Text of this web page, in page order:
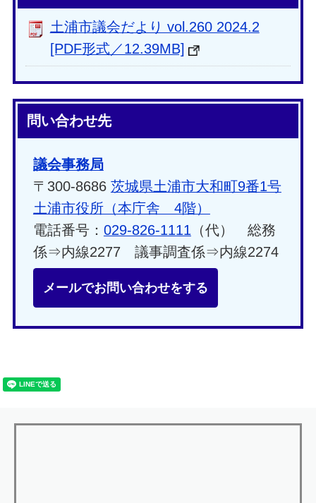
土浦市議会だより vol.260 2024.2
[PDF形式／12.39MB]
問い合わせ先
議会事務局
〒300-8686 茨城県土浦市大和町9番1号
土浦市役所（本庁舎 4階）
電話番号： 029-826-1111 （代） 総務
係⇒内線2277 議事調査係⇒内線2274
メールでお問い合わせをする